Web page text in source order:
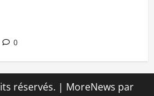
0
réservés. | MoreNews par